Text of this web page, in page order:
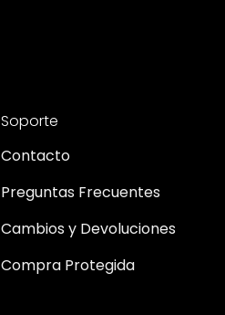
Soporte
Contacto
Preguntas Frecuentes
Cambios y Devoluciones
Compra Protegida